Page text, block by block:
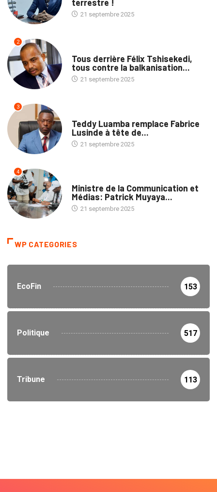
terrestre !
21 septembre 2025
2
Tous derrière Félix Tshisekedi,
tous contre la balkanisation...
21 septembre 2025
3
Teddy Luamba remplace Fabrice
Lusinde à tête de...
21 septembre 2025
4
Ministre de la Communication et
Médias: Patrick Muyaya...
21 septembre 2025
WP CATEGORIES
EcoFin 153
Politique 517
Tribune 113